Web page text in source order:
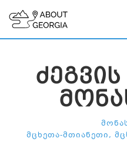
ᲛᲪᲮᲔᲗᲐ-ᲛᲗᲘᲐᲜᲔᲗᲘ,